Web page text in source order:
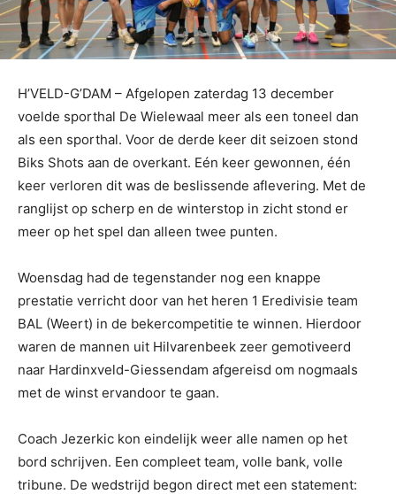
H’VELD-G’DAM – Afgelopen zaterdag 13 december
voelde sporthal De Wielewaal meer als een toneel dan
als een sporthal. Voor de derde keer dit seizoen stond
Biks Shots aan de overkant. Eén keer gewonnen, één
keer verloren dit was de beslissende aflevering. Met de
ranglijst op scherp en de winterstop in zicht stond er
meer op het spel dan alleen twee punten.
Woensdag had de tegenstander nog een knappe
prestatie verricht door van het heren 1 Eredivisie team
BAL (Weert) in de bekercompetitie te winnen. Hierdoor
waren de mannen uit Hilvarenbeek zeer gemotiveerd
naar Hardinxveld-Giessendam afgereisd om nogmaals
met de winst ervandoor te gaan.
Coach Jezerkic kon eindelijk weer alle namen op het
bord schrijven. Een compleet team, volle bank, volle
tribune. De wedstrijd begon direct met een statement: